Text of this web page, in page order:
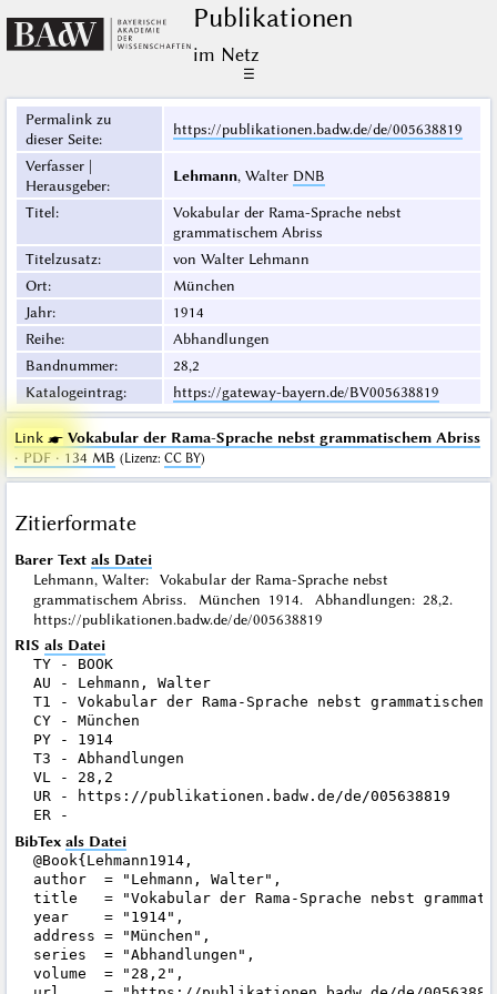
Publikationen
im Netz
☰
Permalink zu
dieser Seite:
https://publikationen.badw.de/de/005638819
Verfasser |
Herausgeber:
Lehmann, Walter DNB
Titel:
Vokabular der Rama-Sprache nebst
grammatischem Abriss
Titelzusatz:
von Walter Lehmann
Ort:
München
Jahr:
1914
Reihe:
Abhandlungen
Bandnummer:
28,2
Katalogeintrag: https://gateway-bayern.de/BV005638819
Link ☛ Vokabular der Rama-Sprache nebst grammatischem Abriss
· PDF · 134 MB (Lizenz: CC BY)
Zitierformate
Barer Text als Datei
Lehmann, Walter: Vokabular der Rama-Sprache nebst
grammatischem Abriss. München 1914. Abhandlungen: 28,2.
https://publikationen.badw.de/de/005638819
RIS als Datei
TY - BOOK
AU - Lehmann, Walter
T1 - Vokabular der Rama-Sprache nebst grammatischem
CY - München
PY - 1914
T3 - Abhandlungen
VL - 28,2
UR - https://publikationen.badw.de/de/005638819
BibTex als Datei
@Book{Lehmann1914,
author  = "Lehmann, Walter",
title   = "Vokabular der Rama-Sprache nebst
year    = "1914",
address = "München",
series  = "Abhandlungen",
volume  = "28,2",